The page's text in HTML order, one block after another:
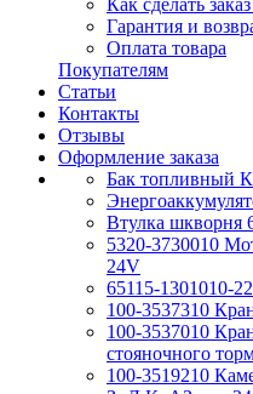
Гарантия и
Оплата товара
Покупателям
Статьи
Контакты
Отзывы
Оформление заказа
Бак топливный
Втулка шкворня
5320-3730010
24V
65115-1301010-22
100-3537310
100-3537010
стояночного
100-3519210